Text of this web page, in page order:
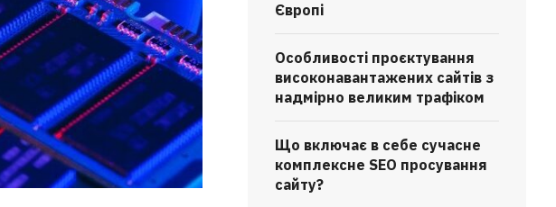
Європі
Особливості проєктування
високонавантажених сайтів з
надмірно великим трафіком
Що включає в себе сучасне
комплексне SEO просування
сайту?